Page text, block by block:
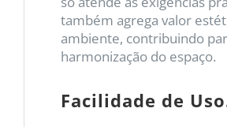
também agrega valor
ambiente, contribuindo
harmonização do espaço.
Facilidade de